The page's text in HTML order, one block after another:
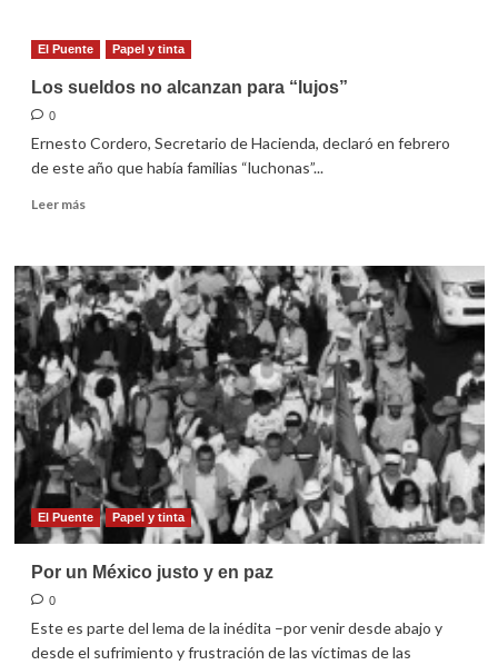
de
3
mil
México
desde
El Puente Papel y tinta
Los sueldos no alcanzan para “lujos”
0
Ernesto Cordero, Secretario de Hacienda, declaró en febrero
de este año que había familias “luchonas”...
Leer másLeer
Los
sueldos
no
alcanzan
para
“lujos”
El Puente Papel y tinta
Por un México justo y en paz
0
Este es parte del lema de la inédita –por venir desde abajo y
desde el sufrimiento y frustración de las víctimas de las